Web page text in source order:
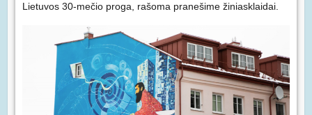
Lietuvos 30-mečio proga, rašoma pranešime žiniasklaidai.